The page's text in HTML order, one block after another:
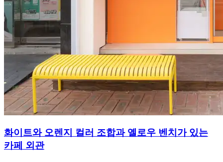
화이트와 오렌지 컬러 조합과 옐로우 벤치가 있는
카페 외관